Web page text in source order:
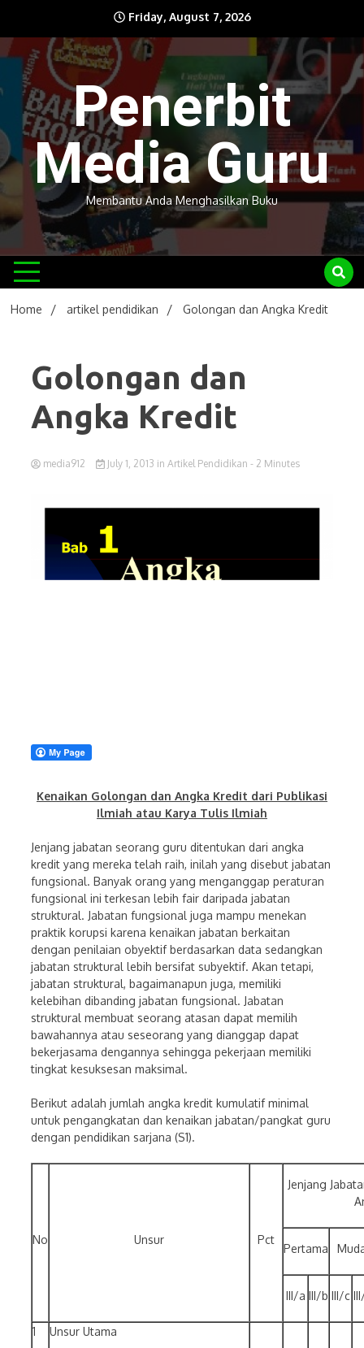
content
Friday, August 7, 2026
Penerbit
Media Guru
Membantu Anda Menghasilkan Buku
Home artikel pendidikan Golongan dan Angka Kredit
Golongan dan
Angka Kredit
media912 July 1, 2013 in Artikel Pendidikan - 2 Minutes
Kenaikan Golongan dan Angka Kredit dari Publikasi
Ilmiah atau Karya Tulis Ilmiah
Jenjang jabatan seorang guru ditentukan dari angka
kredit yang mereka telah raih, inilah yang disebut jabatan
fungsional. Banyak orang yang menganggap peraturan
fungsional ini terkesan lebih fair daripada jabatan
struktural. Jabatan fungsional juga mampu menekan
praktik korupsi karena kenaikan jabatan berkaitan
dengan penilaian obyektif berdasarkan data sedangkan
jabatan struktural lebih bersifat subyektif. Akan tetapi,
jabatan struktural, bagaimanapun juga, memiliki
kelebihan dibanding jabatan fungsional. Jabatan
struktural membuat seorang atasan dapat memilih
bawahannya atau seseorang yang dianggap dapat
bekerjasama dengannya sehingga pekerjaan memiliki
tingkat kesuksesan maksimal.
Berikut adalah jumlah angka kredit kumulatif minimal
untuk pengangkatan dan kenaikan jabatan/pangkat guru
dengan pendidikan sarjana (S1).
No Unsur Pct
Jenjang
Pertama
III/a III/b III/c
1 Unsur Utama